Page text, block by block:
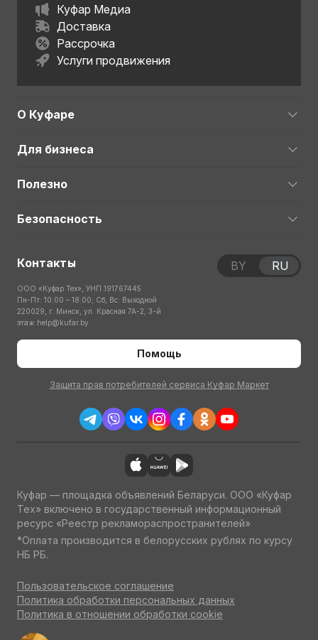
Куфар Медиа
Доставка
Рассрочка
Услуги продвижения
О Куфаре
Для бизнеса
Полезно
Безопасность
Контакты
ООО «Куфар Тех», УНП 191767445
Пн-Пт: 10:00 – 18:00; Сб, Вс: Выходной
220029, г. Минск, ул. Красная 7А-2, 3-й
этаж help@kufar.by
Помощь
Защита прав потребителей сервиса Куфар Маркет
BY RU
Куфар — площадка объявлений Беларуси. ООО «Куфар
Тех» включено в государственный информационный
ресурс «Реестр рекламораспространителей»
*Оплата производится в белорусских рублях по курсу
НБ РБ.
Пользовательское соглашение
Политика обработки персональных данных
Политика в отношении обработки cookie